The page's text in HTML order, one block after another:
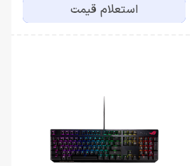
استعلام قیمت